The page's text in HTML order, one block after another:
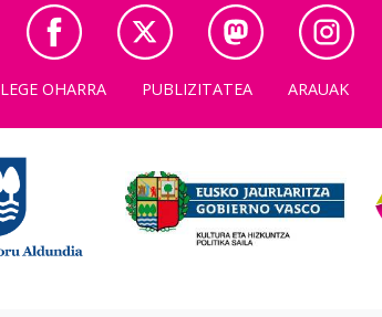
LEGE OHARRA PUBLIZITATEA ARAUAK